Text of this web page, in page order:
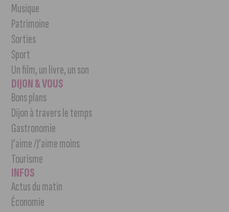
Musique
Patrimoine
Sorties
Sport
Un film, un livre, un son
DIJON & VOUS
Bons plans
Dijon à travers le temps
Gastronomie
J’aime /J’aime moins
Tourisme
INFOS
Actus du matin
Économie